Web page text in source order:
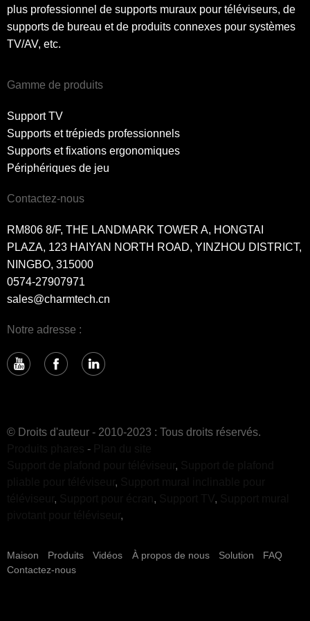
plus professionnel de supports muraux pour téléviseurs, de
supports de bureau et de produits connexes pour systèmes
TV/AV, etc.
Gamme de produits
Support TV
Supports et trépieds professionnels
Supports et fixations ergonomiques
Périphériques de jeu
Contactez-nous
RM806 8/F, THE LANDMARK TOWER A, HONGTAI
PLAZA, 123 HAIYAN NORTH ROAD, YINZHOU DISTRICT,
NINGBO, 315000
0574-27907971
sales@charmtech.cn
Notre adresse :
© Droits d'auteur - 2010-2023 : Tous droits réservés.
-
,
,
, , ,
,
Maison Produits Vidéos À propos de nous Solution
FAQ
Contactez-nous